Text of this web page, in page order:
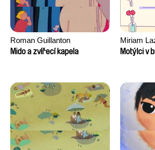
Roman Guillanton
Mido a zvířecí kapela
Miriam
Motýlci v